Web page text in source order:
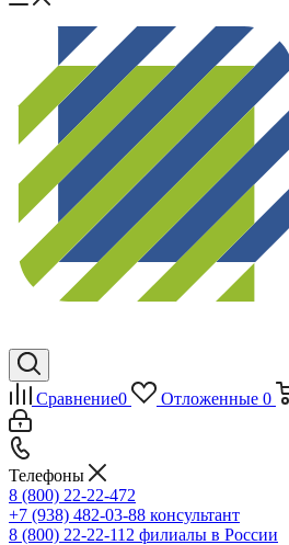
Сравнение0 Отложенные 0
Телефоны
8 (800) 22-22-472
+7 (938) 482-03-88 консультант
8 (800) 22-22-112 филиалы в России